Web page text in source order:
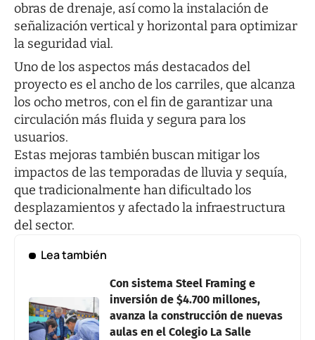
obras de drenaje, así como la instalación de
señalización vertical y horizontal para optimizar
la seguridad vial.
Uno de los aspectos más destacados del
proyecto es el ancho de los carriles, que alcanza
los ocho metros, con el fin de garantizar una
circulación más fluida y segura para los
usuarios.
Estas mejoras también buscan mitigar los
impactos de las temporadas de lluvia y sequía,
que tradicionalmente han dificultado los
desplazamientos y afectado la infraestructura
del sector.
Lea también
Con sistema Steel Framing e
inversión de $4.700 millones,
avanza la construcción de nuevas
aulas en el Colegio La Salle